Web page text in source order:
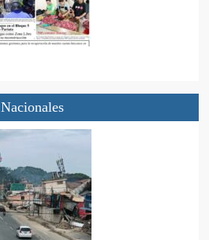
Nacionales